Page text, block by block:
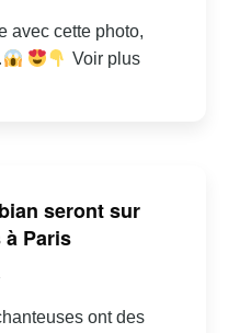
avec cette photo,
Voir plus
seront sur
à Paris
ont des